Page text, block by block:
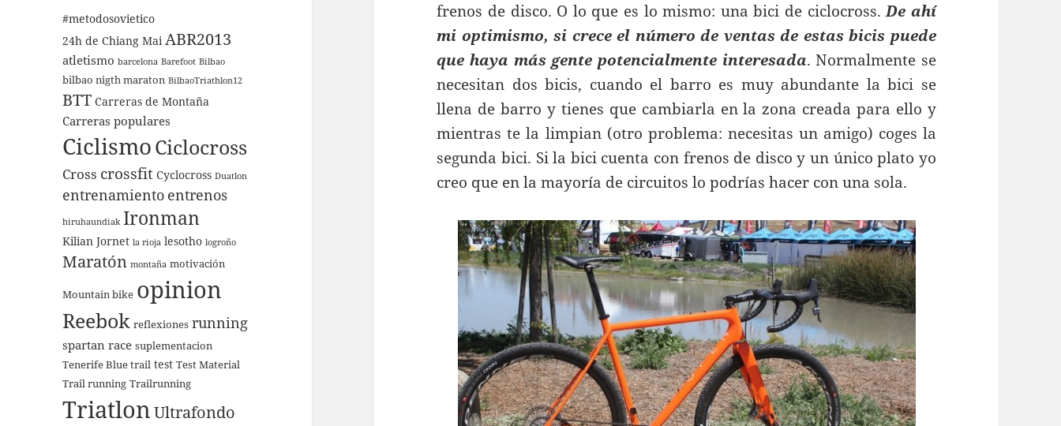
#metodosovietico
24h de Chiang Mai ABR2013
atletismo barcelona Barefoot Bilbao
bilbao nigth maraton BilbaoTriathlon12
BTT Carreras de Montaña
Carreras populares
CiclismoCiclocross
Cross crossfit Cyclocross Duatlon
entrenamiento entrenos
hiruhaundiak Ironman
Kilian Jornet la rioja lesotho logroño
Maratón montaña motivación
Mountain bike opinion
Reebok reflexiones running
spartan race suplementacion
Tenerife Blue trail test Test Material
Trail running Trailrunning
TriatlonUltrafondo
frenos de disco. O lo que es lo mismo: una bici de ciclocross.De ahí
mi optimismo, si crece el número de ventas de estas bicis puede
que haya más gente potencialmente interesada. Normalmente se
necesitan dos bicis, cuando el barro es muy abundante la bici se
llena de barro y tienes que cambiarla en la zona creada para ello y
mientras te la limpian (otro problema: necesitas un amigo) coges la
segunda bici. Si la bici cuenta con frenos de disco y un único plato yo
creo que en la mayoría de circuitos lo podrías hacer con una sola.